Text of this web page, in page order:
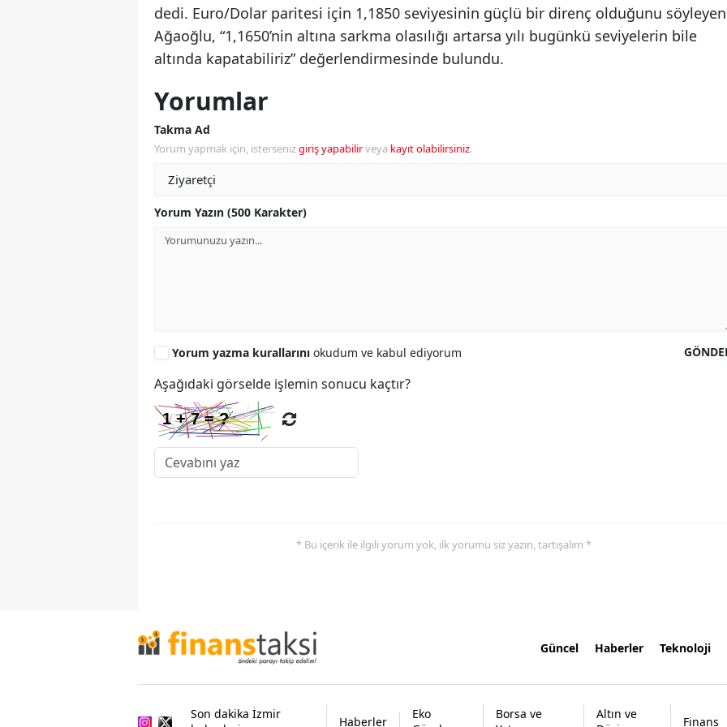
dedi. Euro/Dolar paritesi için 1,1850 seviyesinin güçlü bir direnç olduğunu söyleyen
Ağaoğlu, “1,1650’nin altına sarkma olasılığı artarsa yılı bugünkü seviyelerin bile
altında kapatabiliriz” değerlendirmesinde bulundu.
Yorumlar
Takma Ad
Yorum yapmak için, istersenizgiriş yapabilirveya kayıt olabilirsiniz.
Yorum Yazın (500 Karakter)
Yorum yazma kurallarını okudum ve kabul ediyorum
Aşağıdaki görselde işlemin sonucu kaçtır?
* Bu içerik ile ilgili yorum yok, ilk yorumu siz yazın, tartışalım *
Güncel Haberler Teknoloji
Son dakika İzmir
Haberler
Eko
Borsa ve
Altın ve
Finans